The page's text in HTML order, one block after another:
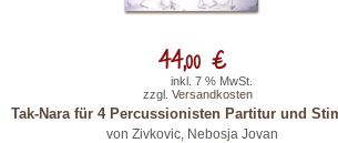
Tak-Nara für 4 Percussionisten Partitur und
von Zivkovic, Nebosja Jovan
44,00 €
inkl. 7 % MwSt.
zzgl. Versandkosten